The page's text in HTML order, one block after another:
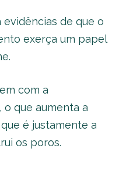
de que o
exerça um papel
com a
que aumenta a
é justamente a
os poros.